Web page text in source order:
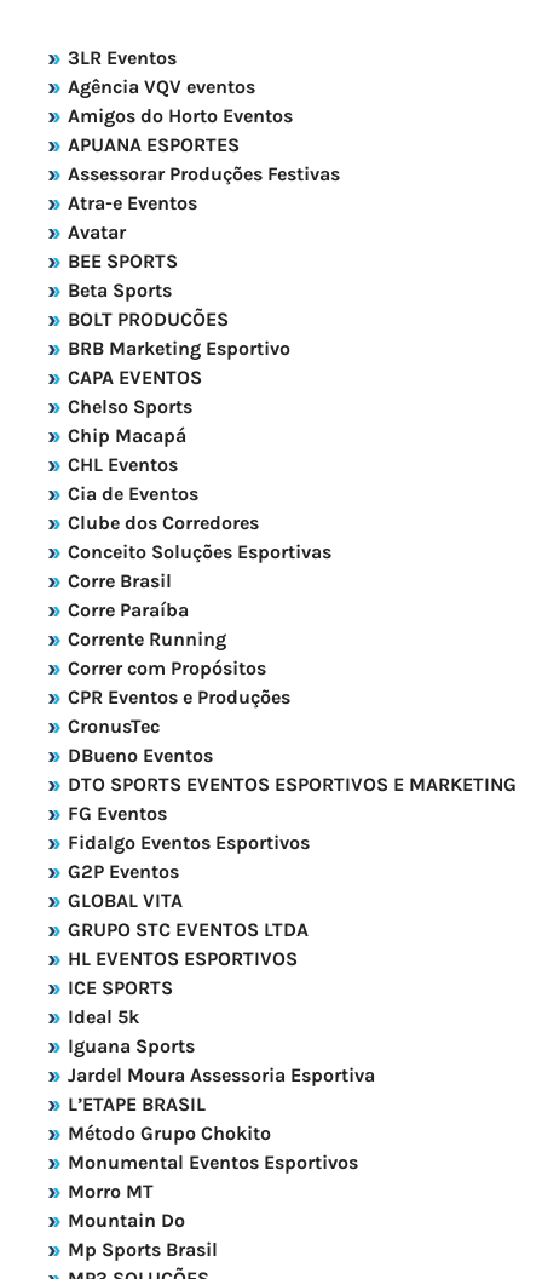
3LR Eventos
Agência VQV eventos
Amigos do Horto Eventos
APUANA ESPORTES
Assessorar Produções Festivas
Atra-e Eventos
Avatar
BEE SPORTS
Beta Sports
BOLT PRODUCÕES
BRB Marketing Esportivo
CAPA EVENTOS
Chelso Sports
Chip Macapá
CHL Eventos
Cia de Eventos
Clube dos Corredores
Conceito Soluções Esportivas
Corre Brasil
Corre Paraíba
Corrente Running
Correr com Propósitos
CPR Eventos e Produções
CronusTec
DBueno Eventos
DTO SPORTS EVENTOS ESPORTIVOS E MARKETING
FG Eventos
Fidalgo Eventos Esportivos
G2P Eventos
GLOBAL VITA
GRUPO STC EVENTOS LTDA
HL EVENTOS ESPORTIVOS
ICE SPORTS
Ideal 5k
Iguana Sports
Jardel Moura Assessoria Esportiva
L’ETAPE BRASIL
Método Grupo Chokito
Monumental Eventos Esportivos
Morro MT
Mountain Do
Mp Sports Brasil